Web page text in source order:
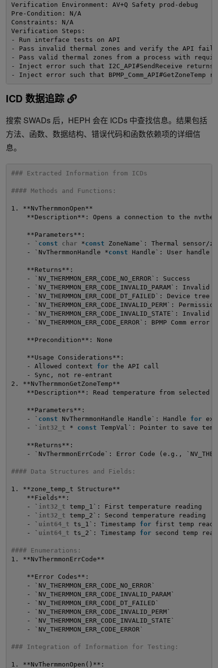
Verification Environment: AV+Q Safety prod-debug
Pre-Condition: N/A
Constraints: N/A
Verification Steps:
- Run interface tests on API
- Pass invalid thermal zones and verify the API fails
- Pass valid thermal zones from a process with
- Inject error such that I2C_API#SendReceive returns
- Inject error such that
ICD 数据追踪
搜索 SWADs 后，HEPH 会在 ICDs 中查找信息。结果包括
方法、函数、数据结构、错误代码和函数依赖项的详细信
息。
### Extracted Information from ICDs
#### Methods and Functions:
1. **NvThermmonOpen**
**Description**: Opens a connection to the
**Parameters**:
- ` const char *const
ZoneName`: Thermal sensor/
- `NvThermmonHandle *const Handle`: User handle
**Returns**:
- `NV_THERMMON_ERR_CODE_NO_ERROR`: Success
- `NV_THERMMON_ERR_CODE_INVALID_PARAM`: Invalid
- `NV_THERMMON_ERR_CODE_DT_FAILED`: Device
- `NV_THERMMON_ERR_CODE_INVALID_PERM`:
- `NV_THERMMON_ERR_CODE_INVALID_STATE`: Invalid
- `NV_THERMMON_ERR_CODE_ERROR`: BPMP Comm error
**Precondition**: None
**Usage Considerations**:
- Allowed context for
the API call
- Sync, not re-entrant
2. **NvThermmonGetZoneTemp**
**Description**: Read temperature from
**Parameters**:
- ` const NvThermmonHandle Handle`: Handle for
- ` int32_t * const TempVal`: Pointer to save
**Returns**:
- `NvThermmonErrCode`: Error Code (e.g.,
#### Data Structures and Fields:
1. **zone_temp_t Structure**
**Fields**:
- ` int32_t
temp_1`: First temperature reading
- ` int32_t
temp_2`: Second temperature reading
- ` uint64_t ts_1`: Timestamp for
first temp
- ` uint64_t ts_2`: Timestamp for second temp
#### Enumerations:
1. **NvThermmonErrCode**
**Error Codes**:
- `NV_THERMMON_ERR_CODE_NO_ERROR`
- `NV_THERMMON_ERR_CODE_INVALID_PARAM`
- `NV_THERMMON_ERR_CODE_DT_FAILED`
- `NV_THERMMON_ERR_CODE_INVALID_PERM`
- `NV_THERMMON_ERR_CODE_INVALID_STATE`
- `NV_THERMMON_ERR_CODE_ERROR`
### Integration of Information for Testing:
1. **NvThermmonOpen()**: